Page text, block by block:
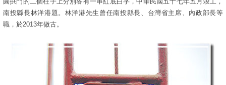
南投縣長林洋港題。林洋港先生曾任南投縣長、台灣省主席、內政部長等
職，於2013年做古。